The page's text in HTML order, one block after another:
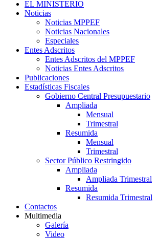
EL MINISTERIO
Noticias
Noticias MPPEF
Noticias Nacionales
Especiales
Entes Adscritos
Entes Adscritos del MPPEF
Noticias Entes Adscritos
Publicaciones
Estadísticas Fiscales
Gobierno Central Presupuestario
Ampliada
Mensual
Trimestral
Resumida
Mensual
Trimestral
Sector Público Restringido
Ampliada
Ampliada Trimestral
Resumida
Resumida Trimestral
Contactos
Multimedia
Galería
Video